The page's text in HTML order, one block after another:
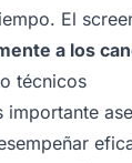
El
a los
técnicos
importante